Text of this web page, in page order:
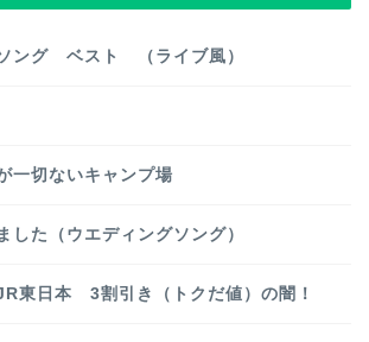
ング ベスト （ライブ風）
一切ないキャンプ場
した（ウエディングソング）
東日本 3割引き（トクだ値）の闇！